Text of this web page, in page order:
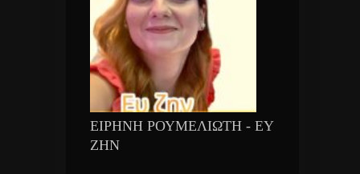
ΕΙΡΗΝΗ ΡΟΥΜΕΛΙΩΤΗ - ΕΥ
ΖΗΝ